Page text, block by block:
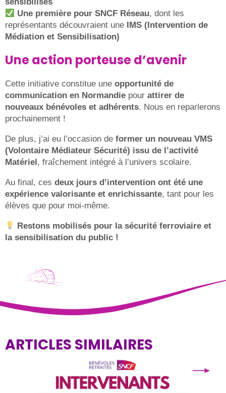
Une première pour SNCF Réseau, dont les
représentants découvraient une IMS (Intervention de
Médiation et Sensibilisation)
Une action porteuse d’avenir
Cette initiative constitue une opportunité de
communication en Normandie pour attirer de
nouveaux bénévoles et adhérents. Nous en reparlerons
prochainement !
De plus, j’ai eu l’occasion de former un nouveau VMS
(Volontaire Médiateur Sécurité) issu de l’activité
Matériel, fraîchement intégré à l’univers scolaire.
Au final, ces deux jours d’intervention ont été une
expérience valorisante et enrichissante, tant pour les
élèves que pour moi-même.
Restons mobilisés pour la sécurité ferroviaire et
la sensibilisation du public !
ARTICLES SIMILAIRES